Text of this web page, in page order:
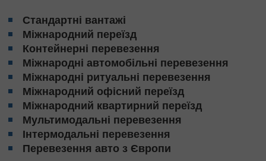
Стандартні вантажі
Міжнародний переїзд
Контейнерні перевезення
Міжнародні автомобільні перевезення
Міжнародні ритуальні перевезення
Міжнародний офісний переїзд
Міжнародний квартирний переїзд
Мультимодальні перевезення
Інтермодальні перевезення
Перевезення авто з Європи